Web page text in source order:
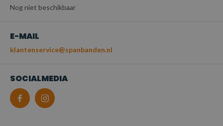
Nog niet beschikbaar
E-MAIL
klantenservice@spanbanden.nl
SOCIALMEDIA